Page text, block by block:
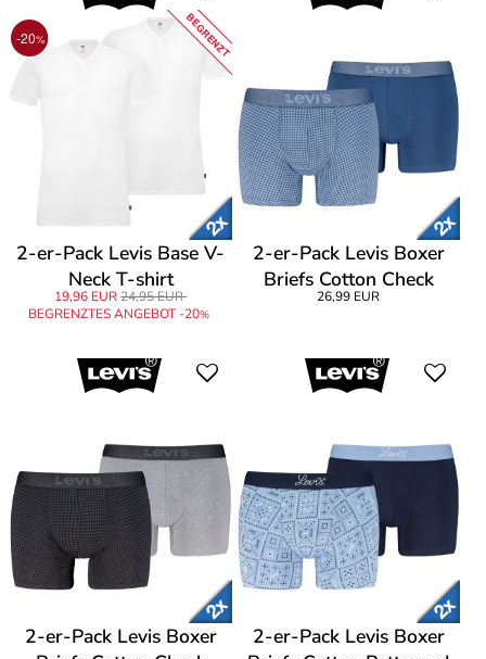
-20% BEGRENZT
2-er-Pack Levis Base V-
Neck T-shirt
19,96 EUR24,95 EUR
BEGRENZTES ANGEBOT -20%
2-er-Pack Levis Boxer
Briefs Cotton Check
26,99 EUR
2-er-Pack Levis Boxer
2-er-Pack Levis Boxer